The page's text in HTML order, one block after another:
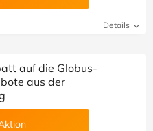
Details
auf die Globus-
aus der